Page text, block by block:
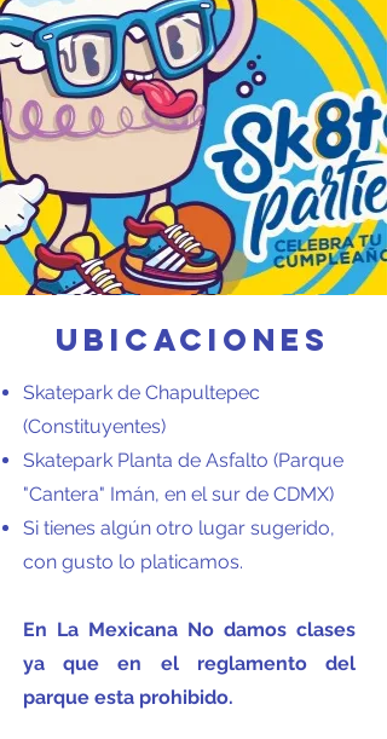
Ubicaciones
Skatepark de Chapultepec
(Constituyentes)
Skatepark Planta de Asfalto (Parque
"Cantera" Imán, en el sur de CDMX)
Si tienes algún otro lugar sugerido,
con gusto lo platicamos.
En La Mexicana No damos clases
ya que en el reglamento del
parque esta prohibido.